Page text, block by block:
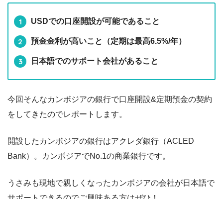
USDでの口座開設が可能であること
預金金利が高いこと（定期は最高6.5%/年）
日本語でのサポート会社があること
今回そんなカンボジアの銀行で口座開設&定期預金の契約
をしてきたのでレポートします。
開設したカンボジアの銀行はアクレダ銀行（ACLED
Bank）。カンボジアでNo.1の商業銀行です。
うさみも現地で親しくなったカンボジアの会社が日本語で